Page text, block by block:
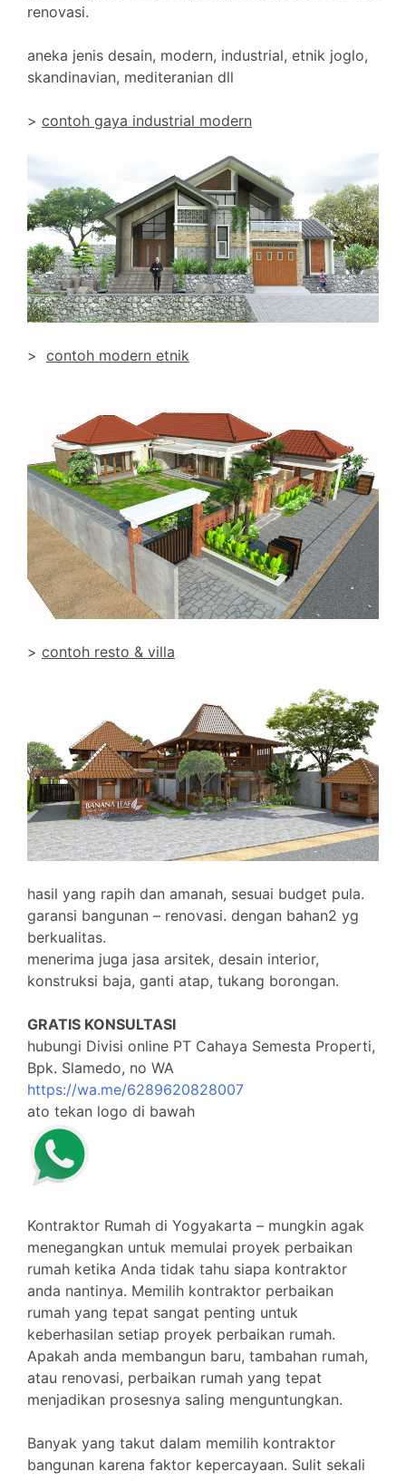
renovasi.
aneka jenis desain, modern, industrial, etnik joglo,
skandinavian, mediteranian dll
> contoh gaya industrial modern
> contoh modern etnik
> contoh resto & villa
hasil yang rapih dan amanah, sesuai budget pula.
garansi bangunan – renovasi. dengan bahan2 yg
berkualitas.
menerima juga jasa arsitek, desain interior,
konstruksi baja, ganti atap, tukang borongan.
GRATIS KONSULTASI
hubungi Divisi online PT Cahaya Semesta Properti,
Bpk. Slamedo, no WA
https://wa.me/6289620828007
ato tekan logo di bawah
Kontraktor Rumah di Yogyakarta – mungkin agak
menegangkan untuk memulai proyek perbaikan
rumah ketika Anda tidak tahu siapa kontraktor
anda nantinya. Memilih kontraktor perbaikan
rumah yang tepat sangat penting untuk
keberhasilan setiap proyek perbaikan rumah.
Apakah anda membangun baru, tambahan rumah,
atau renovasi, perbaikan rumah yang tepat
menjadikan prosesnya saling menguntungkan.
Banyak yang takut dalam memilih kontraktor
bangunan karena faktor kepercayaan. Sulit sekali